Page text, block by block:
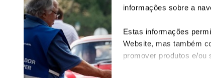
informações sobre a
Estas informações
Website, mas também
promover produtos e/ou